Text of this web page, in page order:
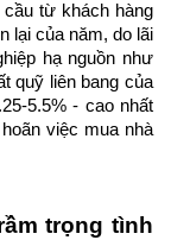
từ khách hàng
lại của năm, do lãi
hạ nguồn như
quỹ liên bang của
5.5% - cao nhất
việc mua nhà
trọng tình